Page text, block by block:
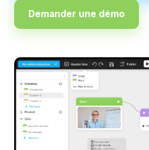
Demander une démo